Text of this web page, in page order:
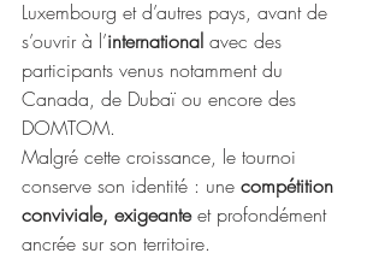
Luxembourg et d’autres pays, avant de
s’ouvrir à l’international avec des
participants venus notamment du
Canada, de Dubaï ou encore des
DOMTOM.
Malgré cette croissance, le tournoi
conserve son identité : une compétition
conviviale, exigeante et profondément
ancrée sur son territoire.